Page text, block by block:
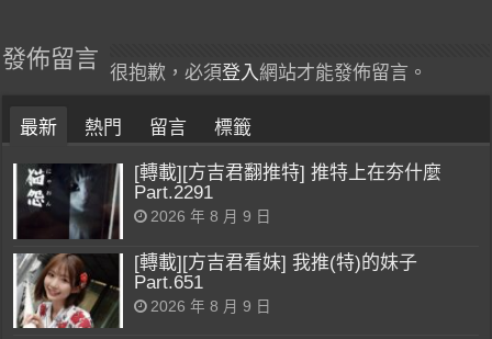
發佈留言
很抱歉，必須登入網站才能發佈留言。
最新 熱門 留言 標籤
[轉載][方吉君翻推特] 推特上在夯什麼
Part.2291
2026 年 8 月 9 日
[轉載][方吉君看妹] 我推(特)的妹子
Part.651
2026 年 8 月 9 日